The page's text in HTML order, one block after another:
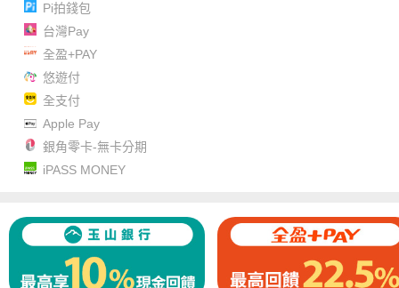
Pi拍錢包
台灣Pay
全盈+PAY
悠遊付
全支付
Apple Pay
銀角零卡-無卡分期
iPASS MONEY